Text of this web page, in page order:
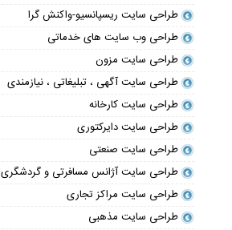
طراحی سایت ریسپانسیو-واکنش گرا
طراحی وب سایت های خدماتی
طراحی سایت مزون
طراحی سایت آگهی ، تبلیغاتی ، نیازمندی
طراحی سایت کارخانه
طراحی سایت دایرکتوری
طراحی سایت صنعتی
طراحی سایت آژانس مسافرتی و گردشگری
طراحی سایت مراکز تجاری
طراحی سایت مذهبی